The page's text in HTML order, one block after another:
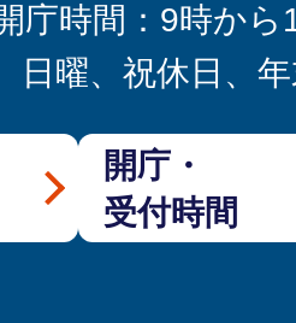
庁時間：9時から
日曜、祝休日、
開庁・
受付時間